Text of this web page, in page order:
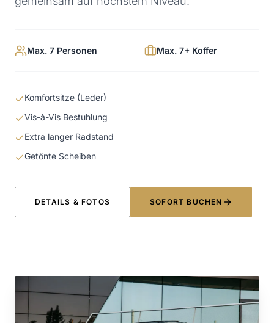
Max. 7 Personen Max. 7+ Koffer
Komfortsitze (Leder)
Vis-à-Vis Bestuhlung
Extra langer Radstand
Getönte Scheiben
DETAILS & FOTOS SOFORT BUCHEN